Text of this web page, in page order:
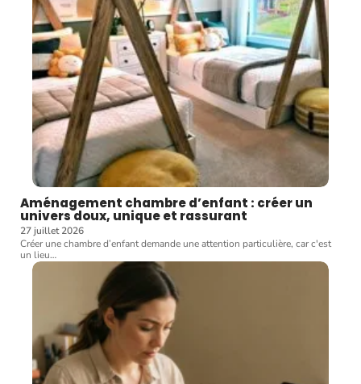
Aménagement chambre d’enfant : créer un
univers doux, unique et rassurant
27 juillet 2026
Créer une chambre d’enfant demande une attention particulière, car c'est
un lieu…